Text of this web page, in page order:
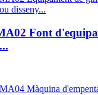
Font